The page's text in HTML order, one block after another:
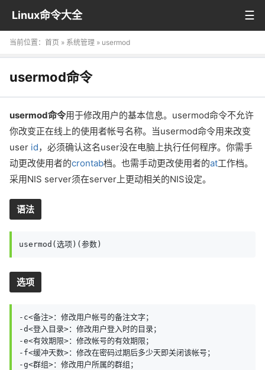
Linux命令大全
当前位置： 首页 » 系统管理 » usermod
usermod命令
usermod命令用于修改用户的基本信息。usermod命令不允许
你改变正在线上的使用者帐号名称。当usermod命令用来改变
user id，必须确认这名user没在电脑上执行任何程序。你需手
动更改使用者的crontab档。也需手动更改使用者的at工作档。
采用NIS server须在server上更动相关的NIS设定。
语法
usermod(选项)(参数)
选项
-c<备注>：修改用户帐号的备注文字；
-d<登入目录>：修改用户登入时的目录；
-e<有效期限>：修改帐号的有效期限；
-f<缓冲天数>：修改在密码过期后多少天即关闭该帐号；
-g<群组>：修改用户所属的群组；